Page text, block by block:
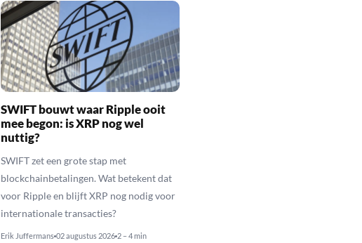
SWIFT bouwt waar Ripple ooit
mee begon: is XRP nog wel
nuttig?
SWIFT zet een grote stap met
blockchainbetalingen. Wat betekent dat
voor Ripple en blijft XRP nog nodig voor
internationale transacties?
Erik Juffermans 02 augustus 2026 2 – 4 min